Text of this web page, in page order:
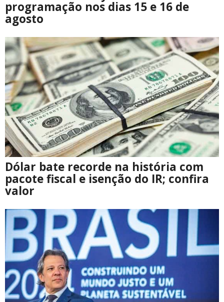
programação nos dias 15 e 16 de
agosto
Dólar bate recorde na história com
pacote fiscal e isenção do IR; confira
valor